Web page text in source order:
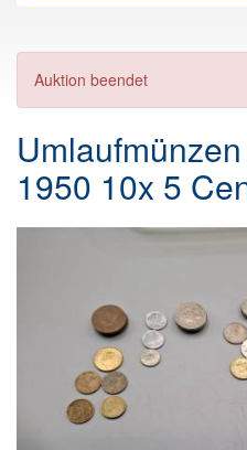
Auktion beendet
1950 10x 5